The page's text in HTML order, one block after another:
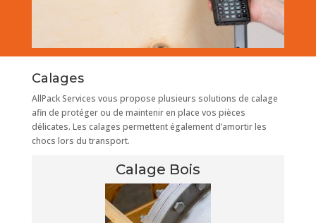
Calages
AllPack Services vous propose plusieurs solutions de calage
afin de protéger ou de maintenir en place vos pièces
délicates. Les calages permettent également d’amortir les
chocs lors du transport.
Calage Bois